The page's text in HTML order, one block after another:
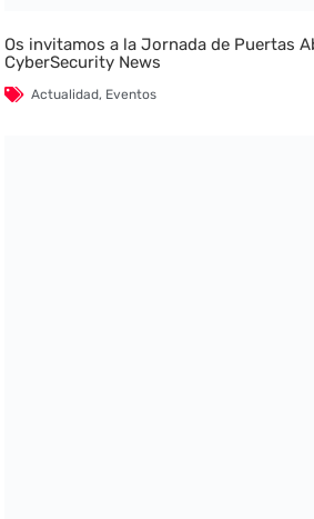
Os invitamos a la Jornada de Puertas
CyberSecurity News
Actualidad, Eventos